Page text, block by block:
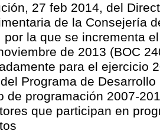
27 feb 2014, del
de la Consejería
por la que se incrementa
de 2013 (BOC
para el ejercicio
Programa de
de programación 2007-
que participan en